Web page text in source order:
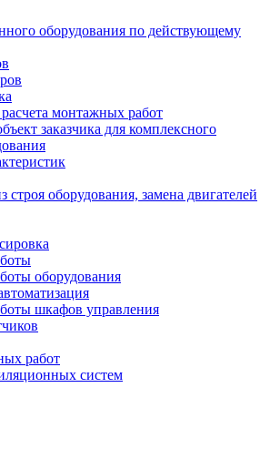
оборудования по действующему
монтажных работ
заказчика для комплексного
оборудования, замена двигателей
оборудования
шкафов управления
работ
систем